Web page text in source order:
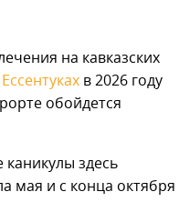
на кавказских
Ессентуках в 2026 году
обойдется
здесь
мая и с конца октября